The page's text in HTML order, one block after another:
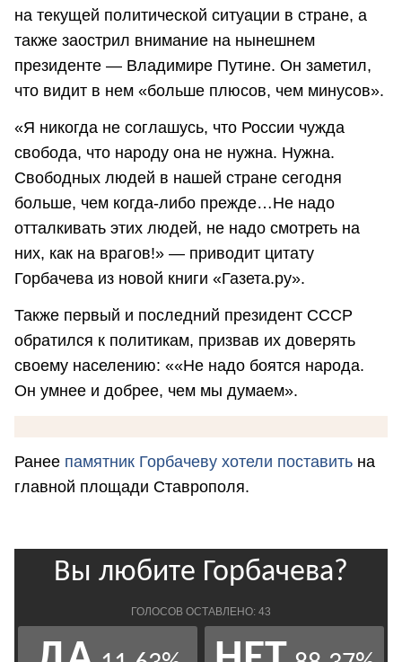
на текущей политической ситуации в стране, а
также заострил внимание на нынешнем
президенте — Владимире Путине. Он заметил,
что видит в нем «больше плюсов, чем минусов».
«Я никогда не соглашусь, что России чужда
свобода, что народу она не нужна. Нужна.
Свободных людей в нашей стране сегодня
больше, чем когда-либо прежде…Не надо
отталкивать этих людей, не надо смотреть на
них, как на врагов!» — приводит цитату
Горбачева из новой книги «Газета.ру».
Также первый и последний президент СССР
обратился к политикам, призвав их доверять
своему населению: ««Не надо боятся народа.
Он умнее и добрее, чем мы думаем».
Ранее памятник Горбачеву хотели поставить на
главной площади Ставрополя.